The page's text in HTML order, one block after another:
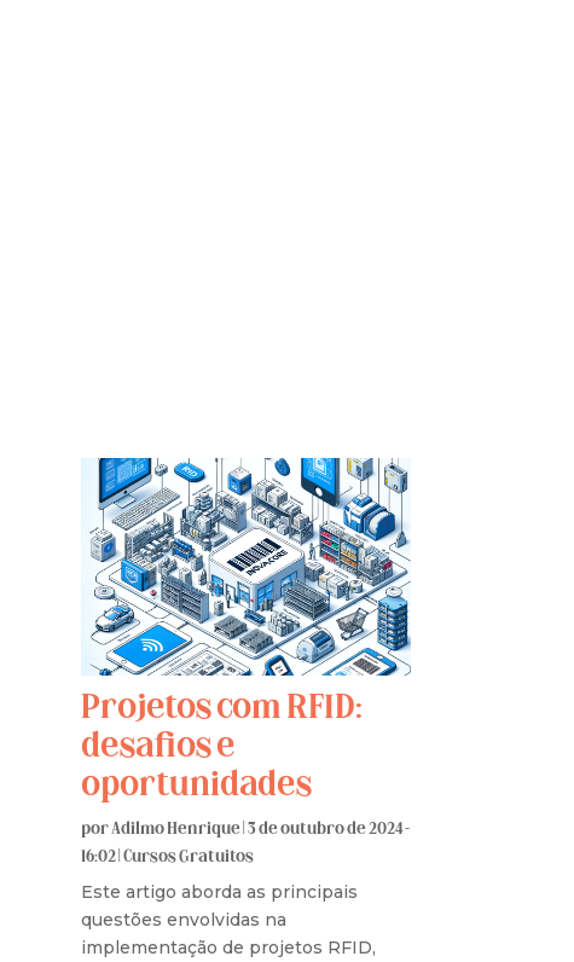
Projetos com RFID:
desafios e
oportunidades
porAdilmo Henrique |3 de outubro de 2024 -
16:02 |Cursos Gratuitos
Este artigo aborda as principais
questões envolvidas na
implementação de projetos RFID,